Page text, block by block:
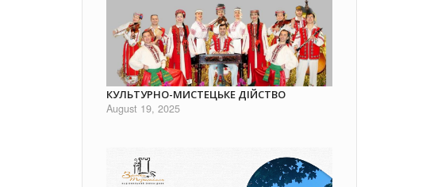
КУЛЬТУРНО-МИСТЕЦЬКЕ ДІЙСТВО
August 19, 2025